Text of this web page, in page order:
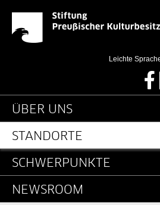
Springe direkt zu:
News-
Leichte
Hauptnavigation
ÜBER UNS
STANDORTE
SCHWERPUNKTE
NEWSROOM